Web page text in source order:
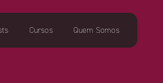
Cursos Quem Somos